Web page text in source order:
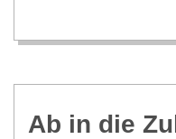
Ab in die